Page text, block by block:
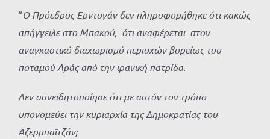
“Ο Πρόεδρος Ερντογάν δεν πληροφορήθηκε ότι κακώς
απήγγειλε στο Μπακού, ότι αναφέρεται στον
αναγκαστικό διαχωρισμό περιοχών βορείως του
ποταμού Αράς από την ιρανική πατρίδα.
Δεν συνειδητοποίησε ότι με αυτόν τον τρόπο
υπονομεύει την κυριαρχία της Δημοκρατίας του
Αζερμπαϊτζάν;